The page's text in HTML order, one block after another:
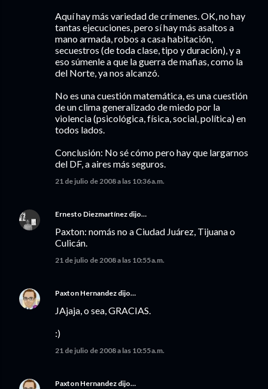
Aquí hay más variedad de crímenes. OK, no hay
tantas ejecuciones, pero sí hay más asaltos a
mano armada, robos a casa habitación,
secuestros (de toda clase, tipo y duración), y a
eso súmenle a que la guerra de mafias, como la
del Norte, ya nos alcanzó.
No es una cuestión matemática, es una cuestión
de un clima generalizado de miedo por la
violencia (psicológica, física, social, política) en
todos lados.
Conclusión: No sé cómo pero hay que largarnos
del DF, a aires más seguros.
21 de julio de 2008 a las 10:36 a.m.
Ernesto Diezmartínez dijo…
Paxton: nomás no a Ciudad Juárez, Tijuana o
Culicán.
21 de julio de 2008 a las 10:55 a.m.
Paxton Hernandez dijo…
JAjaja, o sea, GRACIAS.
:)
21 de julio de 2008 a las 10:55 a.m.
Paxton Hernandez dijo…